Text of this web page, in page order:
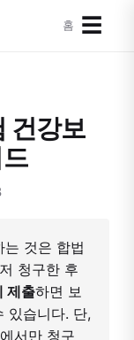
홈 ☰
건강보
는 것은 합법
청구한 후
제출하면 보
있습니다. 단,
서만 청구